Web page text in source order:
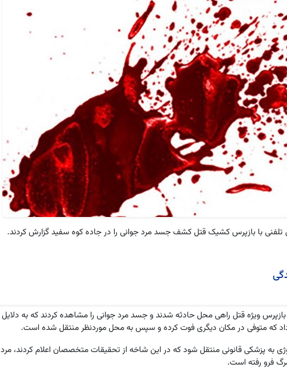
تلفنی با بازپرس ‌کشیک قتل کشف جسد مرد جوانی را در جاده کوه سفید گزارش کردند.
بازپرس ویژه قتل راهی محل حادثه شدند و جسد مرد جوانی را مشاهده کردند که به دلایل
که متوفی در مکان دیگری فوت کرده و سپس به محل موردنظر منتقل شده است.
به پزشکی قانونی منتقل شود که در این شاخه از تحقیقات متخصصان اعلام کردند، مرد
فرو رفته است.